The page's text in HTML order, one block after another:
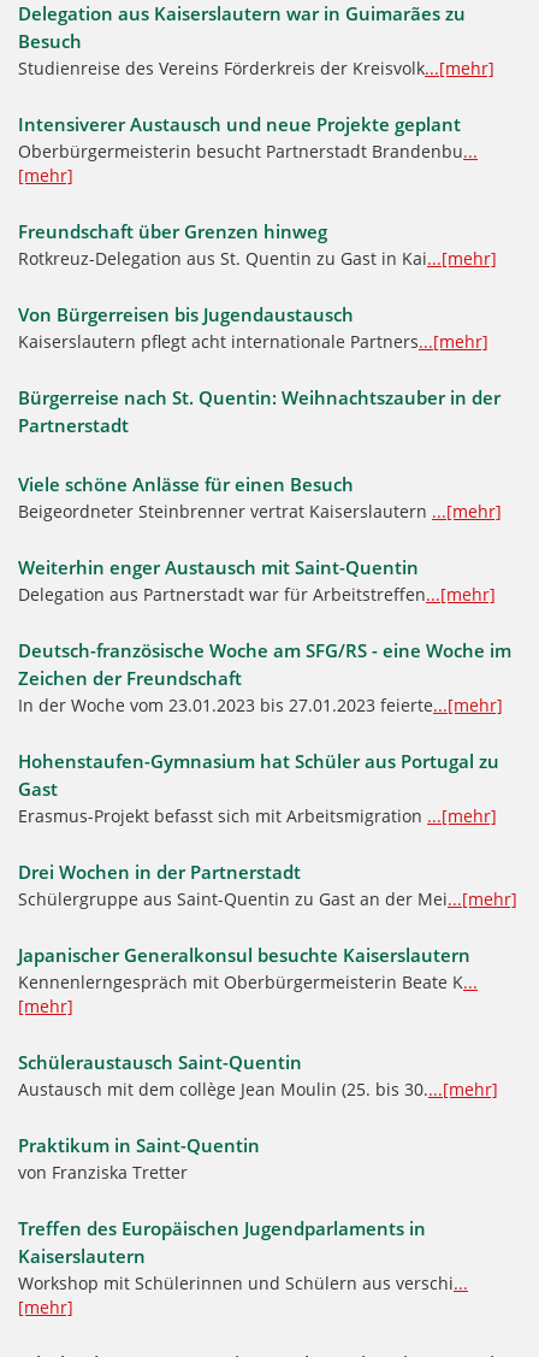
Delegation aus Kaiserslautern war in Guimarães zu
Besuch
Studienreise des Vereins Förderkreis der Kreisvolk...[mehr]
Intensiverer Austausch und neue Projekte geplant
Oberbürgermeisterin besucht Partnerstadt Brandenbu...
[mehr]
Freundschaft über Grenzen hinweg
Rotkreuz-Delegation aus St. Quentin zu Gast in Kai...[mehr]
Von Bürgerreisen bis Jugendaustausch
Kaiserslautern pflegt acht internationale Partners...[mehr]
Bürgerreise nach St. Quentin: Weihnachtszauber in der
Partnerstadt
Viele schöne Anlässe für einen Besuch
Beigeordneter Steinbrenner vertrat Kaiserslautern ...[mehr]
Weiterhin enger Austausch mit Saint-Quentin
Delegation aus Partnerstadt war für Arbeitstreffen...[mehr]
Deutsch-französische Woche am SFG/RS - eine Woche im
Zeichen der Freundschaft
In der Woche vom 23.01.2023 bis 27.01.2023 feierte...[mehr]
Hohenstaufen-Gymnasium hat Schüler aus Portugal zu
Gast
Erasmus-Projekt befasst sich mit Arbeitsmigration ...[mehr]
Drei Wochen in der Partnerstadt
Schülergruppe aus Saint-Quentin zu Gast an der Mei...[mehr]
Japanischer Generalkonsul besuchte Kaiserslautern
Kennenlerngespräch mit Oberbürgermeisterin Beate K...
[mehr]
Schüleraustausch Saint-Quentin
Austausch mit dem collège Jean Moulin (25. bis 30....[mehr]
Praktikum in Saint-Quentin
von Franziska Tretter
Treffen des Europäischen Jugendparlaments in
Kaiserslautern
Workshop mit Schülerinnen und Schülern aus verschi...
[mehr]